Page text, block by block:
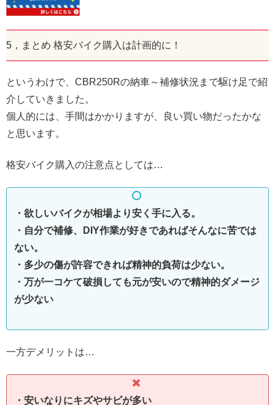
5，まとめ 格安バイク購入は計画的に！
というわけで、CBR250Rの納車～補修状況まで駆け足で紹
介していきました。
個人的には、手間はかかりますが、良い買い物だったかな
と思います。
格安バイク購入の注意点としては…
・欲しいバイクが相場より安く手に入る。
・自分で補修、DIY作業が好きであればそんなに苦では
ない。
・多少の傷が許容できれば精神的負荷は少ない。
・万が一コケて破損しても元が安いので精神的ダメージ
が少ない
一方デメリットは…
・安いなりにキズやサビが多い